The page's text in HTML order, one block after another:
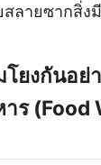
ลายซากสิ่ง
โยงกันอย่
ร (Food